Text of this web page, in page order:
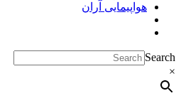
هواپیمایی آران
Search
×